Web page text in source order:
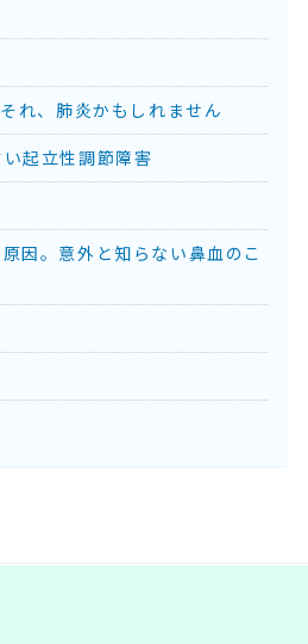
れ、肺炎かもしれません
起立性調節障害
因。意外と知らない鼻血のこ